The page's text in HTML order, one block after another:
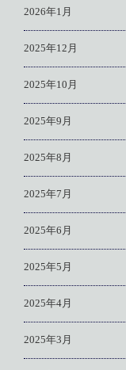
2026年1月
2025年12月
2025年10月
2025年9月
2025年8月
2025年7月
2025年6月
2025年5月
2025年4月
2025年3月